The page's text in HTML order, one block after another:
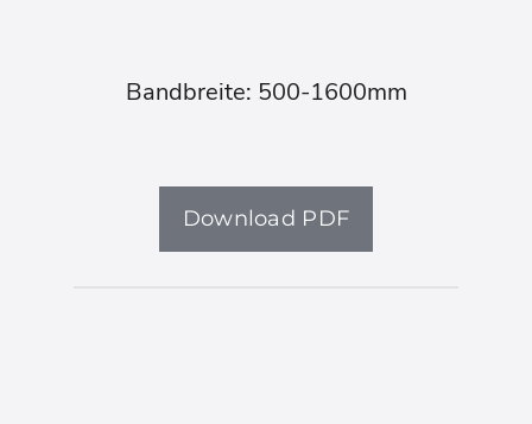
Bandbreite: 500-1600mm
Download PDF